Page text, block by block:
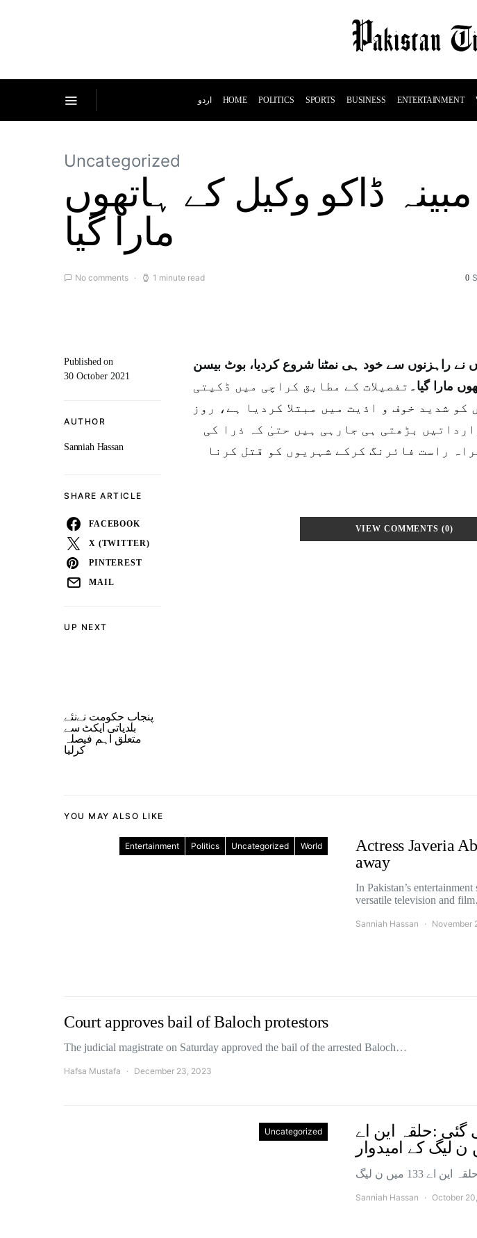
اردو HOME POLITICS SPORTS BUSINESS ENTERTAINMENT
Uncategorized
ڈاکو وکیل کے ہاتھوں
مارا گیا
No comments 1 minute read 0
UP NEXT
پنجاب حکومت نےنئے
بلدیاتی ایکٹ سے
متعلق اہم فیصلہ
کرلیا
Published on
30 October 2021
AUTHOR
Sanniah Hassan
SHARE ARTICLE
FACEBOOK
X (TWITTER)
PINTEREST
MAIL
نے راہزنوں سے خود ہی نمٹنا شروع کردیا، بوٹ بیسن
مارا گیا۔ تفصیلات کے مطابق کراچی میں ڈکیتی
کو شدید خوف و اذیت میں مبتلا کردیا ہے، روز
بڑھتی ہی جارہی ہیں حتیٰ کہ ذرا کی
راست فائرنگ کرکے شہریوں کو قتل کرنا
VIEW COMMENTS (0)
YOU MAY ALSO LIKE
Entertainment Politics Uncategorized World
Actress Javeria
away
In Pakistan’s
versatile television and
Sanniah Hassan November
Court approves bail of Baloch protestors
The judicial magistrate on Saturday approved the bail of the arrested Baloch…
Hafsa Mustafa December 23, 2023
Uncategorized
گئی :حلقہ این اے
Sanniah Hassan October